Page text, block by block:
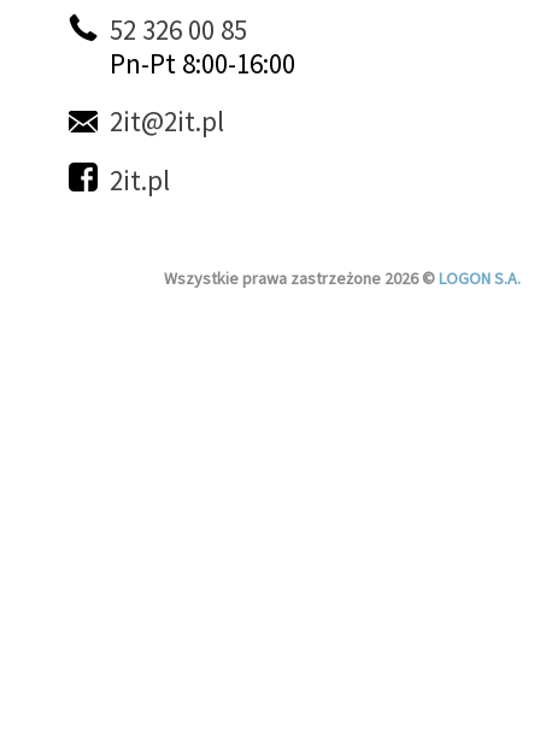
52 326 00 85
Pn-Pt 8:00-16:00
2it@2it.pl
2it.pl
Wszystkie prawa zastrzeżone 2026 ©LOGON S.A.